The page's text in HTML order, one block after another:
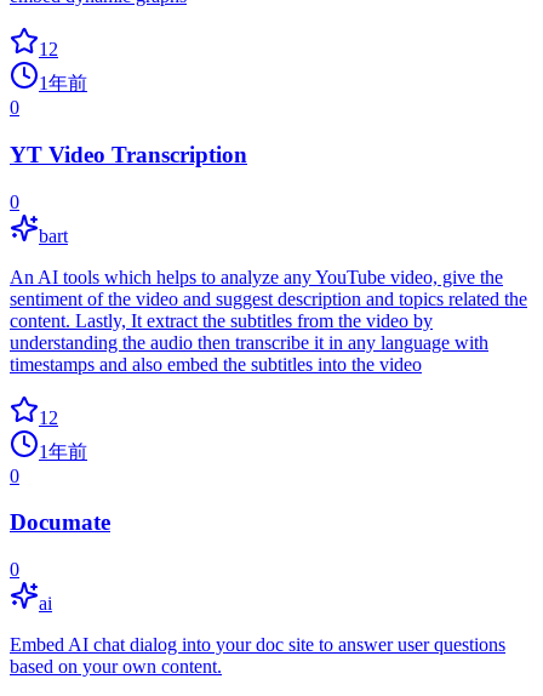
12
1年前
0
YT Video Transcription
0
bart
An AI tools which helps to analyze any YouTube video, give the
sentiment of the video and suggest description and topics related the
content. Lastly, It extract the subtitles from the video by
understanding the audio then transcribe it in any language with
timestamps and also embed the subtitles into the video
12
1年前
0
Documate
0
ai
Embed AI chat dialog into your doc site to answer user questions
based on your own content.